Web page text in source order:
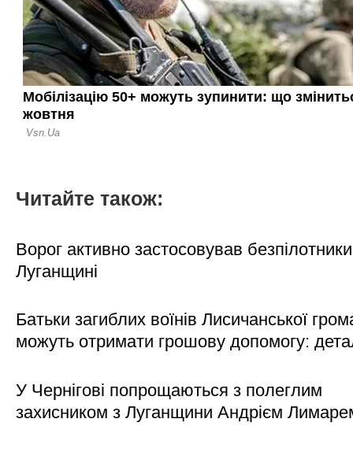
Читайте також:
Ворог активно застосовував
Луганщині
Батьки загиблих воїнів Лисичанської
можуть отримати грошову допомогу:
У Чернігові попрощаються з полеглим
захисником з Луганщини Андрієм